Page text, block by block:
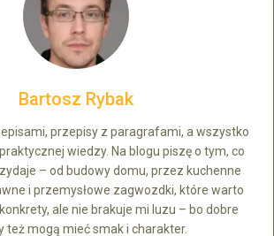
Bartosz Rybak
przepisy z paragrafami, a wszystko
wiedzy. Na blogu piszę o tym, co
– od budowy domu, przez kuchenne
i przemysłowe zagwozdki, które warto
ale nie brakuje mi luzu – bo dobre
też mogą mieć smak i charakter.